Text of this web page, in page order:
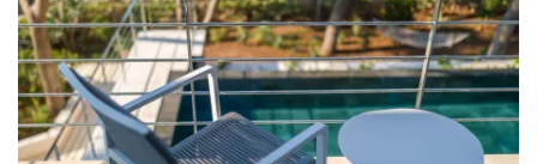
Kupaonice
Kupaonica 1: en suite, umivaonik, wc, tuš
Kupaonica 2: en suite, umivaonik, wc, tuš